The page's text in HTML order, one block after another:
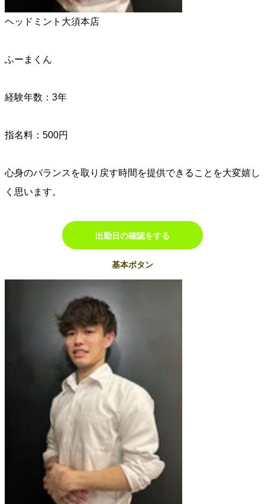
ヘッドミント大須本店
ふーまくん
経験年数：3年
指名料：500円
心身のバランスを取り戻す時間を提供できることを大変嬉し
く思います。
出勤日の確認をする
基本ボタン